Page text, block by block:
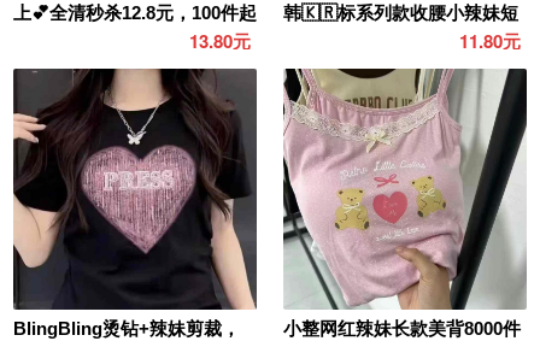
上💕全清秒杀12.8元，100件起
13.80元
韩🇰🇷标系列款收腰小辣妹短
11.80元
BlingBling烫钻+辣妹剪裁，
小整网红辣妹长款美背8000件